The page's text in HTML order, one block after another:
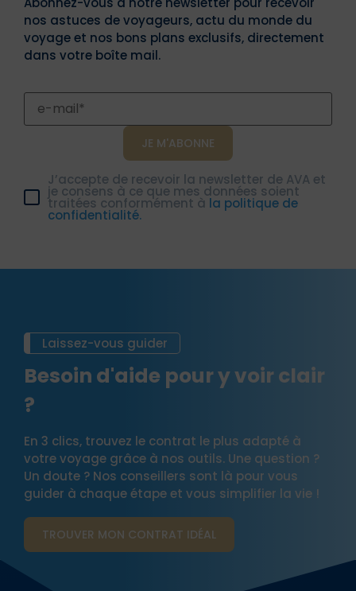
nos astuces de voyageurs, actu du monde du
voyage et nos bons plans exclusifs, directement
dans votre boîte mail.
J’accepte de recevoir la newsletter de AVA et
je consens à ce que mes données soient
traitées conformément à la politique de
confidentialité.
Laissez-vous guider
Besoin d'aide pour y voir clair
?
En 3 clics, trouvez le contrat le plus adapté à
votre voyage grâce à nos outils. Une question ?
Un doute ? Nos conseillers sont là pour vous
guider à chaque étape et vous simplifier la vie !
TROUVER MON CONTRAT​ IDÉAL